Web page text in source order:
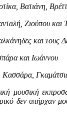
Βατιάνη,
Ζιούπου και
και τους
και Ιωάννου
Κασσάρα,
μουσική
δεν υπήρχαν